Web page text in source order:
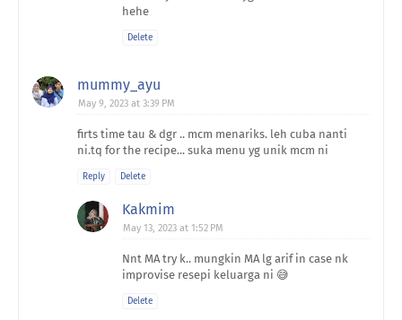
hehe
Delete
mummy_ayu
May 9, 2023 at 3:39 PM
firts time tau & dgr .. mcm menariks. leh cuba nanti
ni.tq for the recipe... suka menu yg unik mcm ni
Reply Delete
Kakmim
May 13, 2023 at 1:52 PM
Nnt MA try k.. mungkin MA lg arif in case nk
improvise resepi keluarga ni 😅
Delete